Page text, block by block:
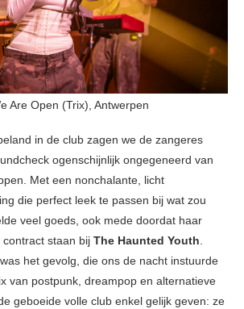
Are Open (Trix), Antwerpen
in de club zagen we de zangeres
ogenschijnlijk ongegeneerd van
Met een nonchalante, licht
die perfect leek te passen bij wat zou
veel goeds, ook mede doordat haar
staan bij The Haunted Youth
het gevolg, die ons de nacht instuurde
van postpunk, dreampop en alternatieve
geboeide volle club enkel gelijk geven: ze